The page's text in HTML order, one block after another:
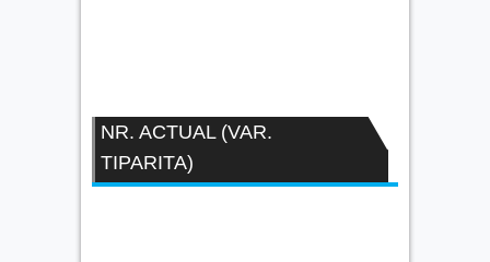
NR. ACTUAL (VAR.
TIPARITA)